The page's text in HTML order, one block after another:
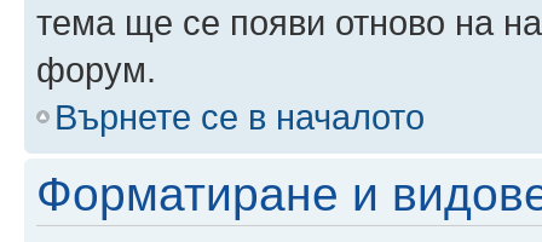
тема ще се появи отново на
форум.
Върнете се в началото
Форматиране и